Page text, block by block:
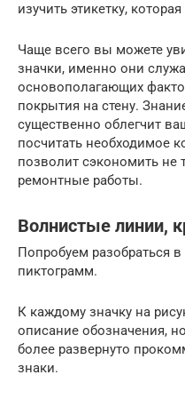
изучить этикетку,
Чаще всего вы можете
значки, именно они
основополагающих
покрытия на стену.
существенно облегчит
посчитать необходимое
позволит сэкономить не
ремонтные работы.
Волнистые линии,
Попробуем разобраться
пиктограмм.
К каждому значку на
описание обозначения,
более развернуто
знаки.